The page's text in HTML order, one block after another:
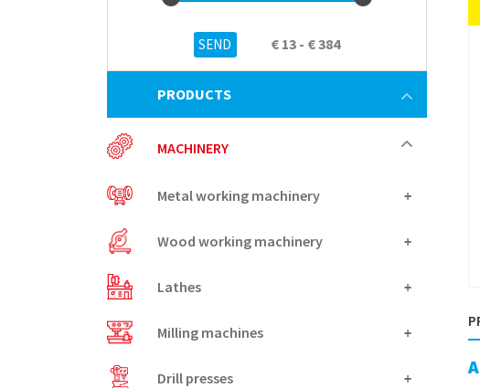
€ 13 - € 384
PRODUCTS
MACHINERY
Metal working machinery
Wood working machinery
Lathes
Milling machines
Drill presses